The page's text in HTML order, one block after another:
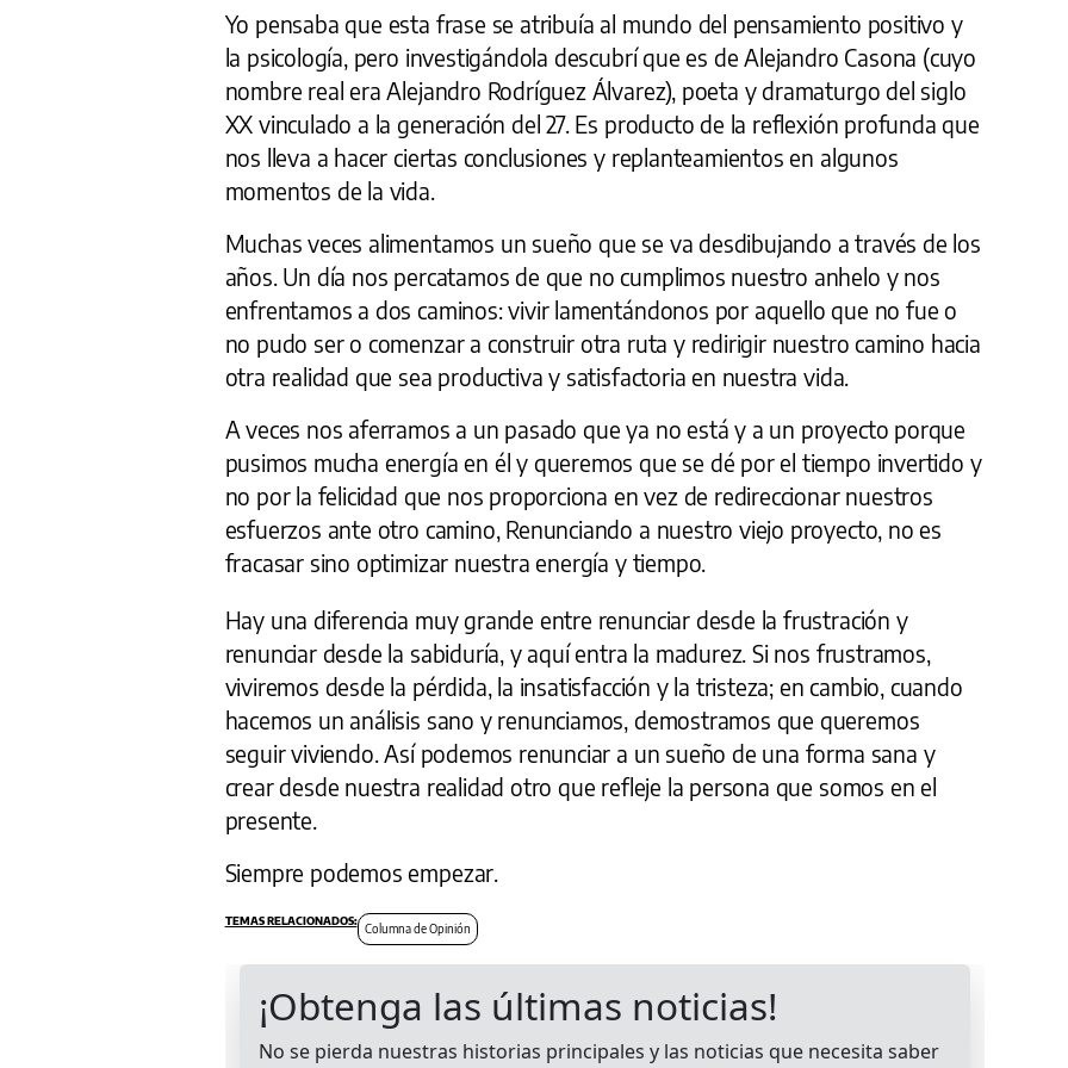
Yo pensaba que esta frase se atribuía al mundo del pensamiento positivo y
la psicología, pero investigándola descubrí que es de Alejandro Casona (cuyo
nombre real era Alejandro Rodríguez Álvarez), poeta y dramaturgo del siglo
XX vinculado a la generación del 27. Es producto de la reflexión profunda que
nos lleva a hacer ciertas conclusiones y replanteamientos en algunos
momentos de la vida.
Muchas veces alimentamos un sueño que se va desdibujando a través de los
años. Un día nos percatamos de que no cumplimos nuestro anhelo y nos
enfrentamos a dos caminos: vivir lamentándonos por aquello que no fue o
no pudo ser o comenzar a construir otra ruta y redirigir nuestro camino hacia
otra realidad que sea productiva y satisfactoria en nuestra vida.
A veces nos aferramos a un pasado que ya no está y a un proyecto porque
pusimos mucha energía en él y queremos que se dé por el tiempo invertido y
no por la felicidad que nos proporciona en vez de redireccionar nuestros
esfuerzos ante otro camino, Renunciando a nuestro viejo proyecto, no es
fracasar sino optimizar nuestra energía y tiempo.
Hay una diferencia muy grande entre renunciar desde la frustración y
renunciar desde la sabiduría, y aquí entra la madurez. Si nos frustramos,
viviremos desde la pérdida, la insatisfacción y la tristeza; en cambio, cuando
hacemos un análisis sano y renunciamos, demostramos que queremos
seguir viviendo. Así podemos renunciar a un sueño de una forma sana y
crear desde nuestra realidad otro que refleje la persona que somos en el
presente.
Siempre podemos empezar.
Columna de Opinión